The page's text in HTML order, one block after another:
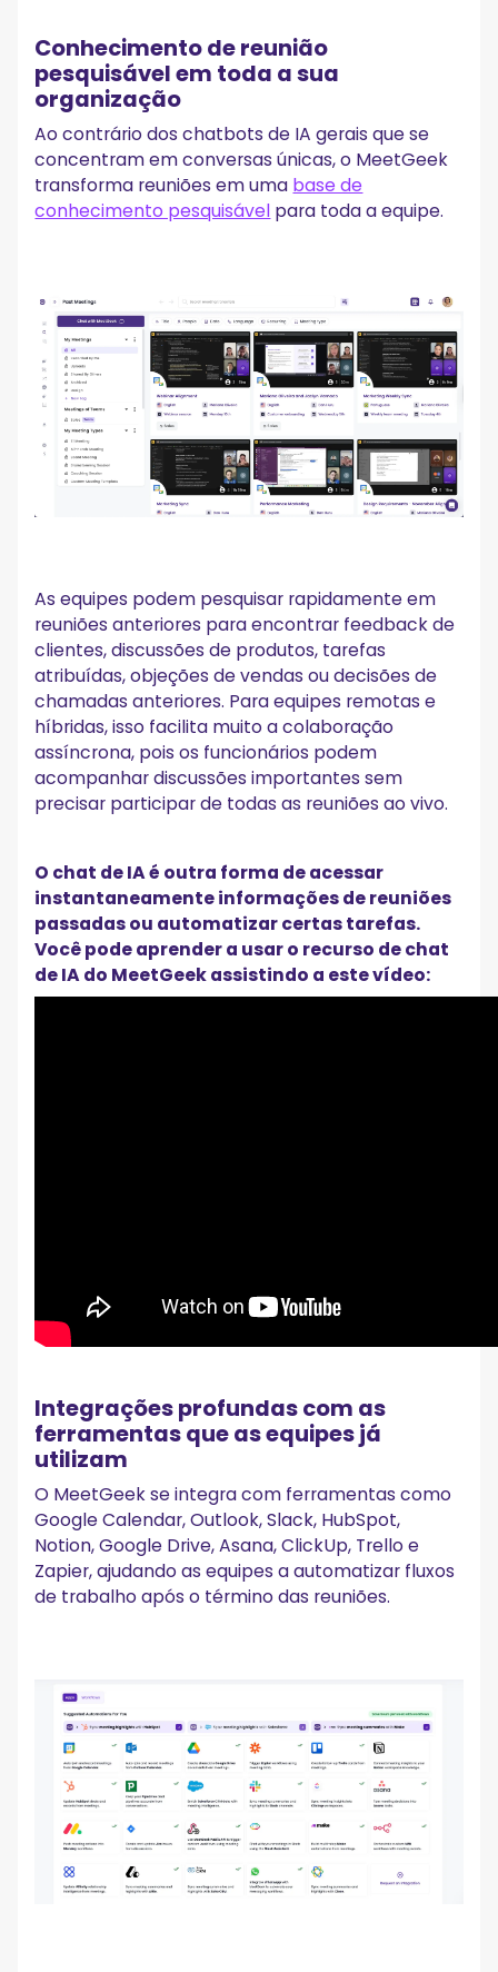
Conhecimento de reunião
pesquisável em toda a sua
organização
Ao contrário dos chatbots de IA gerais que se
concentram em conversas únicas, o MeetGeek
transforma reuniões em uma base de
conhecimento pesquisável para toda a equipe.
As equipes podem pesquisar rapidamente em
reuniões anteriores para encontrar feedback de
clientes, discussões de produtos, tarefas
atribuídas, objeções de vendas ou decisões de
chamadas anteriores. Para equipes remotas e
híbridas, isso facilita muito a colaboração
assíncrona, pois os funcionários podem
acompanhar discussões importantes sem
precisar participar de todas as reuniões ao vivo.
O chat de IA é outra forma de acessar
instantaneamente informações de reuniões
passadas ou automatizar certas tarefas.
Você pode aprender a usar o recurso de chat
de IA do MeetGeek assistindo a este vídeo:
Integrações profundas com as
ferramentas que as equipes já
utilizam
O MeetGeek se integra com ferramentas como
Google Calendar, Outlook, Slack, HubSpot,
Notion, Google Drive, Asana, ClickUp, Trello e
Zapier, ajudando as equipes a automatizar fluxos
de trabalho após o término das reuniões.